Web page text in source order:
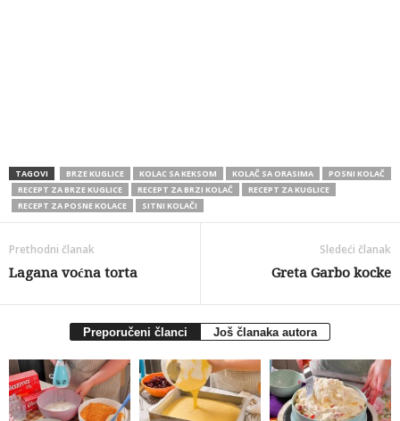
TAGOVI BRZE KUGLICE KOLAC SA KEKSOM KOLAČ SA ORASIMA
POSNI KOLAČ
RECEPT ZA BRZE KUGLICE
RECEPT ZA BRZI KOLAČ
RECEPT ZA KUGLICE
RECEPT ZA POSNE KOLACE
SITNI KOLAČI
Prethodni članak
Lagana voćna torta
Sledeći članak
Greta Garbo kocke
Preporučeni članci Još članaka autora